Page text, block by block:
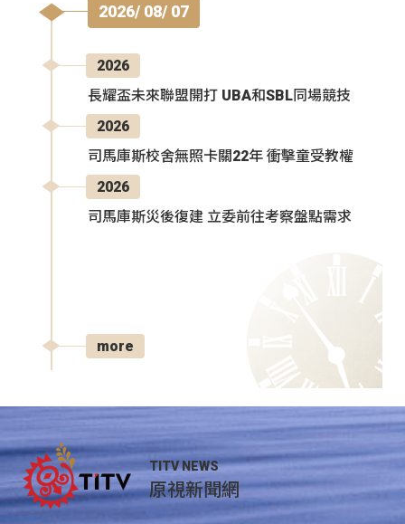
2026/ 08/ 07
2026
長耀盃未來聯盟開打 UBA和SBL同場競技
2026
司馬庫斯校舍無照卡關22年 衝擊童受教權
2026
司馬庫斯災後復建 立委前往考察盤點需求
more
TITV NEWS
原視新聞網